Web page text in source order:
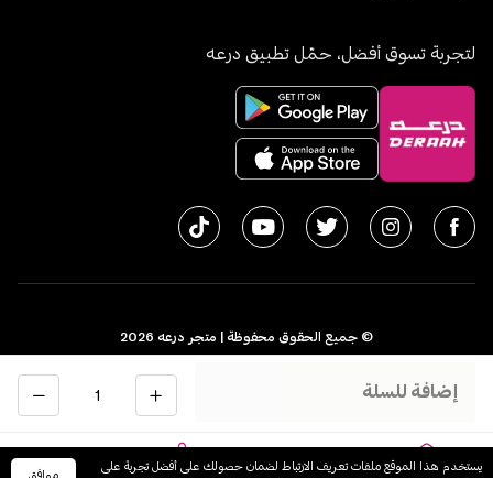
الكمية إضافة للسلة
لتجربة تسوق أفضل، حمّل تطبيق درعه
© جميع الحقوق محفوظة | متجر درعه 2026
English
يستخدم هذا الموقع ملفات تعريف الارتباط لضمان حصولك على أفضل تجربة على